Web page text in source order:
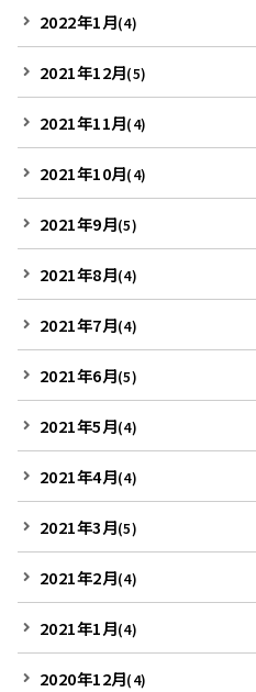
2022年1月(4)
2021年12月(5)
2021年11月(4)
2021年10月(4)
2021年9月(5)
2021年8月(4)
2021年7月(4)
2021年6月(5)
2021年5月(4)
2021年4月(4)
2021年3月(5)
2021年2月(4)
2021年1月(4)
2020年12月(4)